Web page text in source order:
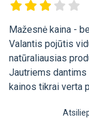
Mažesnė kaina -
Valantis pojūtis
natūraliausias
Jautriems
kainos tikrai verta